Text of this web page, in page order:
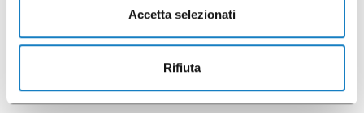
Accetta selezionati
Rifiuta
Un laboratorio
dedicato